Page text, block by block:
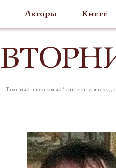
Авторы Книги
ВТОР
Толстый зависимый* литературно-